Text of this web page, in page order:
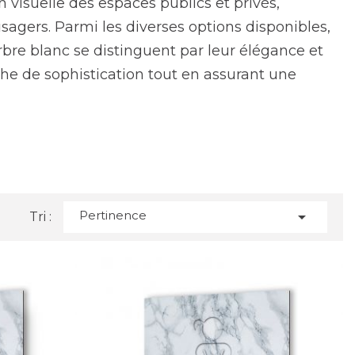
Parmi les diverses options disponibles,
blanc se distinguent par leur élégance et
de sophistication tout en assurant une
de panneaux de signalisation conçus pour
désireux d'offrir une expérience
modernes ou classiques.
allient légèreté et robustesse,
Tri : Pertinence 